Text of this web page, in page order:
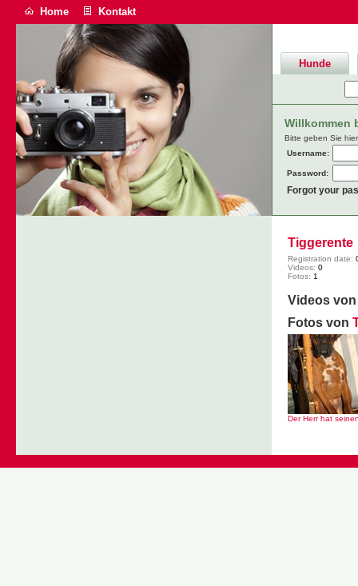
Home Kontakt
Hunde
Willkommen
Bitte geben Sie
Username:
Password:
Forgot your
Tiggerente
Registration date:
Videos: 0
Fotos: 1
Videos
Fotos von
Der Herr hat